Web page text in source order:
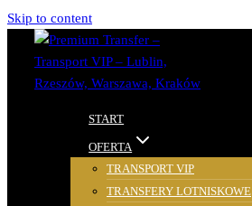
Skip to content
START
OFERTA
TRANSPORT VIP
TRANSFERY LOTNISKOWE